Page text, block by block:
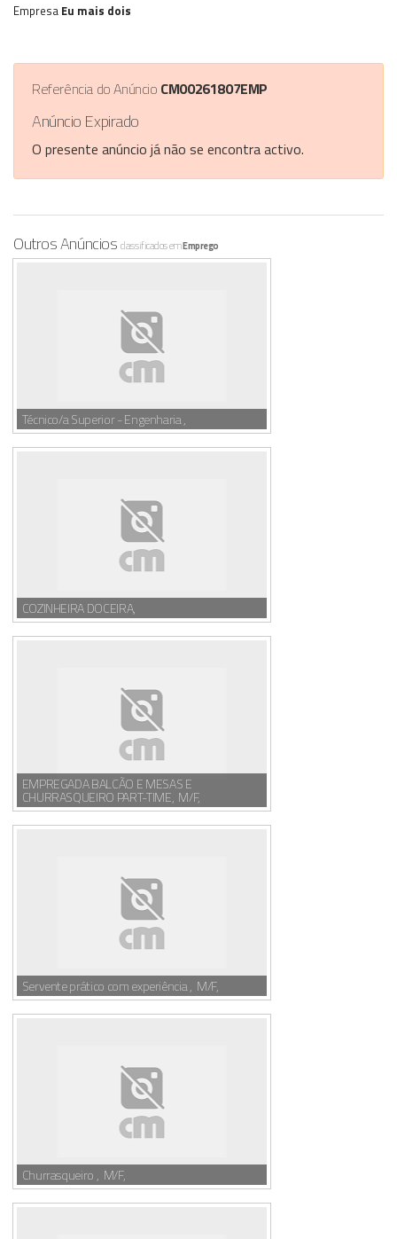
Empresa Eu mais dois
Referência do Anúncio CM00261807EMP
Anúncio Expirado
O presente anúncio já não se encontra activo.
Outros Anúncios classificados emEmprego
Técnico/a Superior - Engenharia ,
COZINHEIRA DOCEIRA,
EMPREGADA BALCÃO E MESAS E
CHURRASQUEIRO PART-TIME, M/F,
Servente prático com experiência , M/F,
Churrasqueiro , M/F,